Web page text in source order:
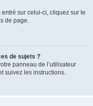
sur celui-ci, cliquez sur le
de page.
de sujets ?
panneau de l’utilisateur
suivez les instructions.